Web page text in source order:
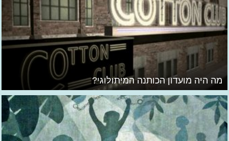
מה היה מועדון הכותנה המיתולוגי?